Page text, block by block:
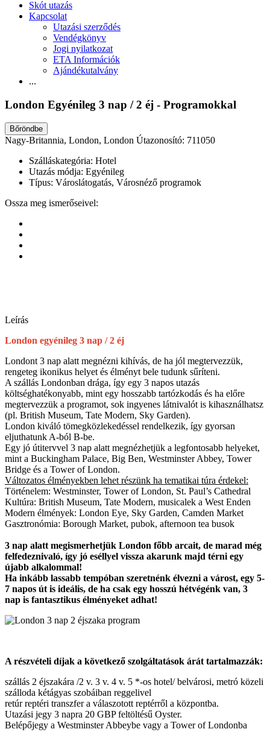
Skót utazás
Kapcsolat
Utazási szerződés
Vendégkönyv
Jogi nyilatkozat
ETA Információk
Ajándékutalvány
...
London Egyénileg 3 nap / 2 éj - Programokkal
Bőröndbe
Nagy-Britannia, London, London Útazonosító: 711050
Szálláskategória: Hotel
Utazás módja: Egyénileg
Típus: Városlátogatás, Városnéző programok
Ossza meg ismerőseivel:
Leírás
London egyénileg 3 nap / 2 éj
Londont 3 nap alatt megnézni kihívás, de ha jól megtervezzük,
rengeteg ikonikus helyet és élményt bele tudunk sűríteni.
A szállás Londonban drága, így egy 3 napos utazás
költséghatékonyabb, mint egy hosszabb tartózkodás és ha előre
megtervezzük a programot, sok ingyenes látnivalót is kihasználhatsz
(pl. British Museum, Tate Modern, Sky Garden).
London kiváló tömegközlekedéssel rendelkezik, így gyorsan
eljuthatunk A-ból B-be.
Egy jó útitervvel 3 nap alatt megnézhetjük a legfontosabb helyeket,
mint a Buckingham Palace, Big Ben, Westminster Abbey, Tower
Bridge és a Tower of London.
Változatos élményekben lehet részünk ha tematikai túra érdekel:
Történelem: Westminster, Tower of London, St. Paul’s Cathedral
Kultúra: British Museum, Tate Modern, musicalek a West Enden
Modern élmények: London Eye, Sky Garden, Camden Market
Gasztronómia: Borough Market, pubok, afternoon tea busok
3 nap alatt megismerhetjük London főbb arcait, de marad még
felfedeznivaló, így jó eséllyel vissza akarunk majd térni egy
újabb alkalommal!
Ha inkább lassabb tempóban szeretnénk élvezni a várost, egy 5-
7 napos út is ideális, de ha csak egy hosszú hétvégénk van, 3
nap is fantasztikus élményeket adhat!
A részvételi díjak a következő szolgáltatások árát tartalmazzák:
szállás 2 éjszakára /2 v. 3 v. 4 v. 5 *-os hotel/ belvárosi, metró közeli
szálloda kétágyas szobáiban reggelivel
retúr reptéri transzfer a válaszotott reptérről a központba.
Utazási jegy 3 napra 20 GBP feltöltésű Oyster.
Belépőjegy a Westminster Abbeybe vagy a Tower of Londonba